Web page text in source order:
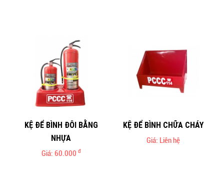
KỆ ĐỂ BÌNH ĐÔI BẰNG
NHỰA
Giá: 60.000 đ
KỆ ĐỂ BÌNH CHỮA CHÁY
Giá: Liên hệ